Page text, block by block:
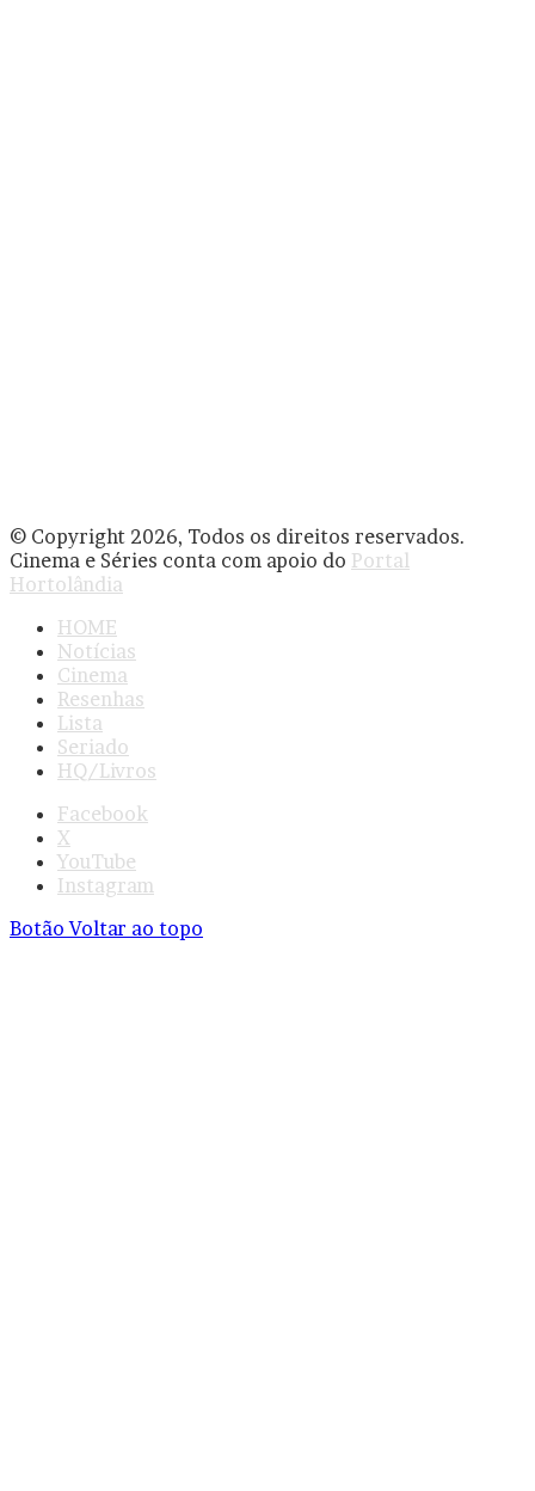
© Copyright 2026, Todos os direitos reservados.
Cinema e Séries conta com apoio do Portal
Hortolândia
HOME
Notícias
Cinema
Resenhas
Lista
Seriado
HQ/Livros
Facebook
X
YouTube
Instagram
Botão Voltar ao topo